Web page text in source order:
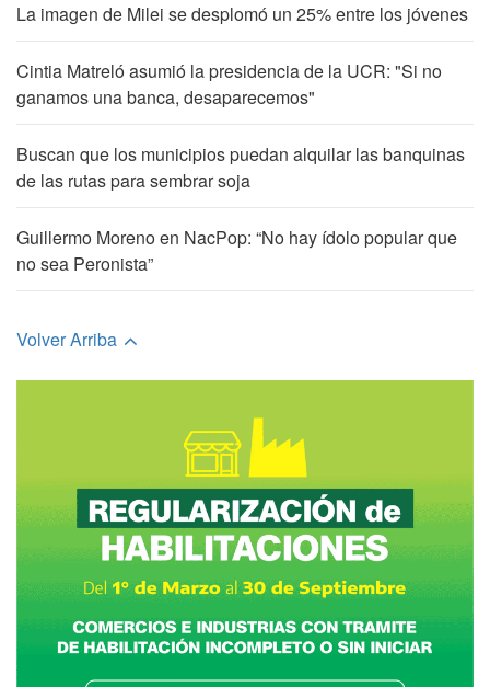
La imagen de Milei se desplomó un 25% entre los jóvenes
Cintia Matreló asumió la presidencia de la UCR: "Si no
ganamos una banca, desaparecemos"
Buscan que los municipios puedan alquilar las banquinas
de las rutas para sembrar soja
Guillermo Moreno en NacPop: “No hay ídolo popular que
no sea Peronista”
Volver Arriba